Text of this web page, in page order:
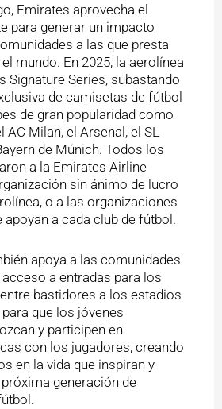
Emirates aprovecha el
para generar un impacto
a las que presta
mundo. En 2025, la aerolínea
Signature Series, subastando
de camisetas de fútbol
de gran popularidad como
AC Milan, el Arsenal, el SL
de Múnich. Todos los
a la Emirates Airline
sin ánimo de lucro
o a las organizaciones
a cada club de fútbol.
apoya a las comunidades
a entradas para los
bastidores a los estadios
que los jóvenes
y participen en
con los jugadores, creando
en la vida que inspiran y
generación de